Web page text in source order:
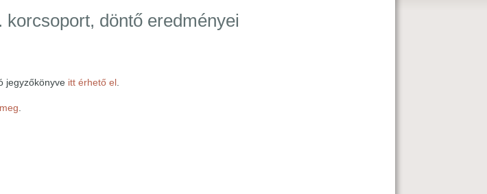
korcsoport, döntő eredményei
jegyzőkönyve itt érhető el.
.